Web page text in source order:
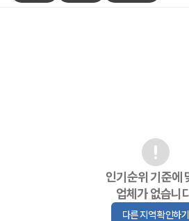
인기순위 기준에
업체가 없습니
다른 지역 확인하기